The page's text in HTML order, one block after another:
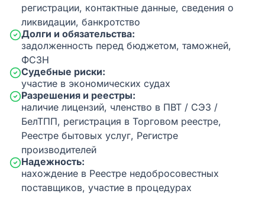
регистрации, контактные данные, сведения о
ликвидации, банкротство
Долги и обязательства:
задолженность перед бюджетом, таможней,
ФСЗН
Судебные риски:
участие в экономических судах
Разрешения и реестры:
наличие лицензий, членство в ПВТ / СЭЗ /
БелТПП, регистрация в Торговом реестре,
Реестре бытовых услуг, Регистре
производителей
Надежность:
нахождение в Реестре недобросовестных
поставщиков, участие в процедурах